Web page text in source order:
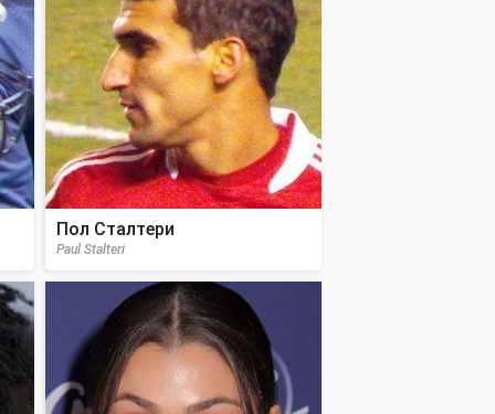
Пол Сталтери
Paul Stalteri